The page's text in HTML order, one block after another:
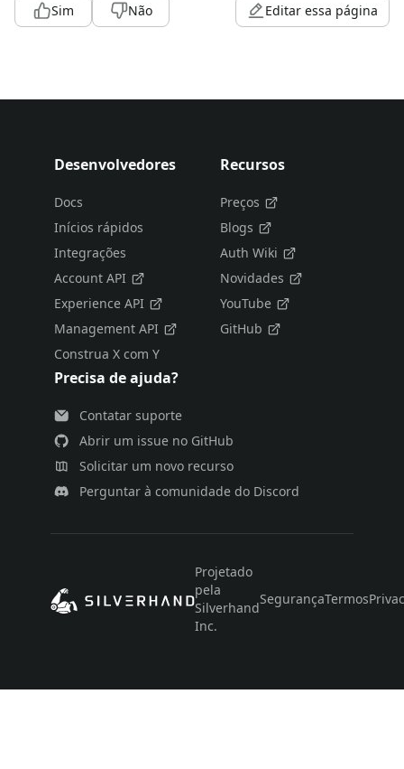
Sim Não Editar essa página
Desenvolvedores
Docs
Inícios rápidos
Integrações
Account API
Experience API
Management API
Construa X com Y
Recursos
Preços
Blogs
Auth Wiki
Novidades
YouTube
GitHub
Precisa de ajuda?
Contatar suporte
Abrir um issue no GitHub
Solicitar um novo recurso
Perguntar à comunidade do Discord
Projetado
pela
Silverhand
Inc.
SegurançaTermos